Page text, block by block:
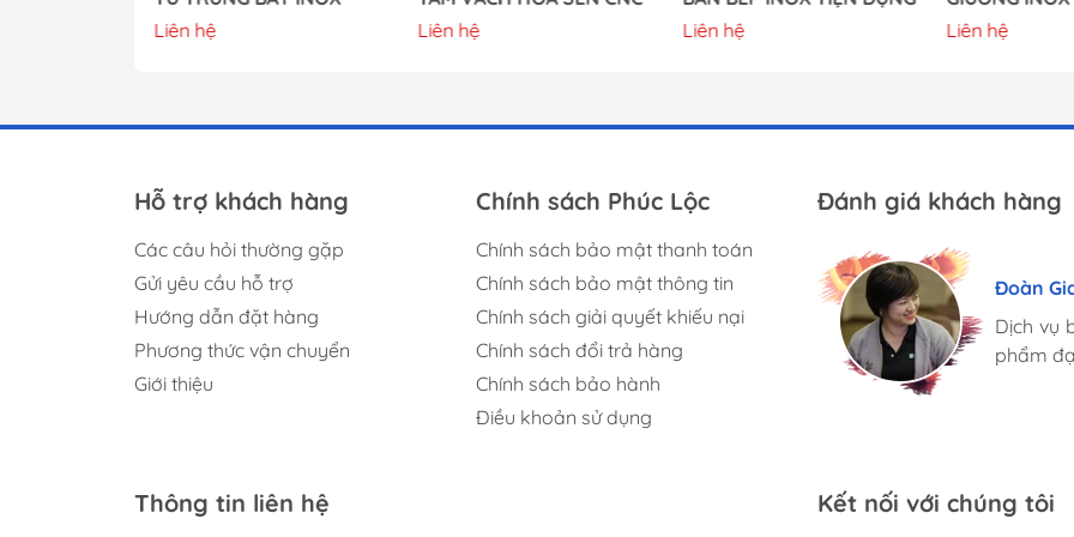
Liên hệ
Liên hệ
Liên hệ
Liên hệ
Hỗ trợ khách hàng
Các câu hỏi thường gặp
Gửi yêu cầu hỗ trợ
Hướng dẫn đặt hàng
Phương thức vận chuyển
Giới thiệu
Chính sách Phúc Lộc
Chính sách bảo mật thanh toán
Chính sách bảo mật thông tin
Chính sách giải quyết khiếu nại
Chính sách đổi trả hàng
Chính sách bảo hành
Điều khoản sử dụng
Đánh giá khách hàng
Mình
mặt
chuyên
Đoàn
Dịch vụ
phẩm
Phúc
hàn...
đáp
Thông tin liên hệ Kết nối với chúng tôi